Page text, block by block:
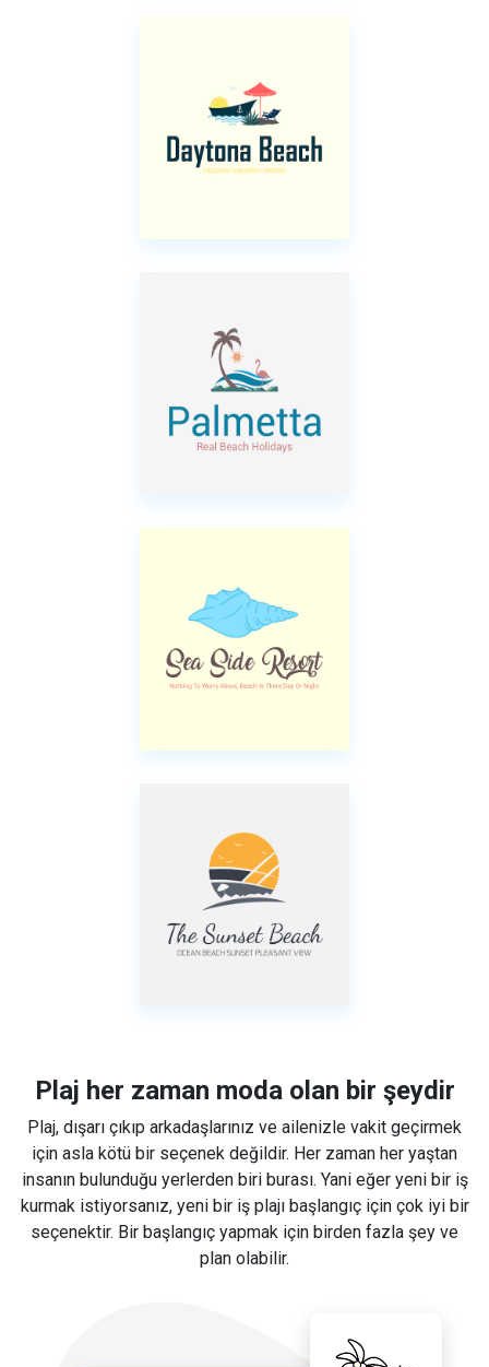
Plaj her zaman moda olan bir şeydir
Plaj, dışarı çıkıp arkadaşlarınız ve ailenizle vakit geçirmek
için asla kötü bir seçenek değildir. Her zaman her yaştan
insanın bulunduğu yerlerden biri burası. Yani eğer yeni bir iş
kurmak istiyorsanız, yeni bir iş plajı başlangıç için çok iyi bir
seçenektir. Bir başlangıç yapmak için birden fazla şey ve
plan olabilir.